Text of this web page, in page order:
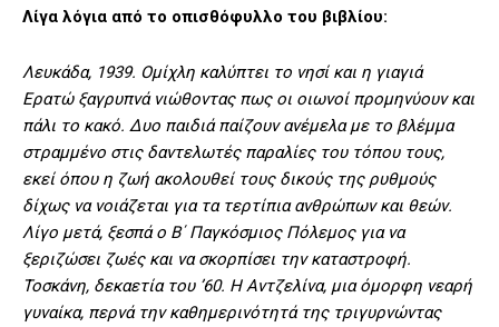
Λίγα λόγια από το οπισθόφυλλο του βιβλίου:
Λευκάδα, 1939. Ομίχλη καλύπτει το νησί και η γιαγιά
Ερατώ ξαγρυπνά νιώθοντας πως οι οιωνοί προμηνύουν και
πάλι το κακό. Δυο παιδιά παίζουν ανέμελα με το βλέμμα
στραμμένο στις δαντελωτές παραλίες του τόπου τους,
εκεί όπου η ζωή ακολουθεί τους δικούς της ρυθμούς
δίχως να νοιάζεται για τα τερτίπια ανθρώπων και θεών.
Λίγο μετά, ξεσπά ο Β΄ Παγκόσμιος Πόλεμος για να
ξεριζώσει ζωές και να σκορπίσει την καταστροφή.
Τοσκάνη, δεκαετία του ’60. Η Αντζελίνα, μια όμορφη νεαρή
γυναίκα, περνά την καθημερινότητά της τριγυρνώντας